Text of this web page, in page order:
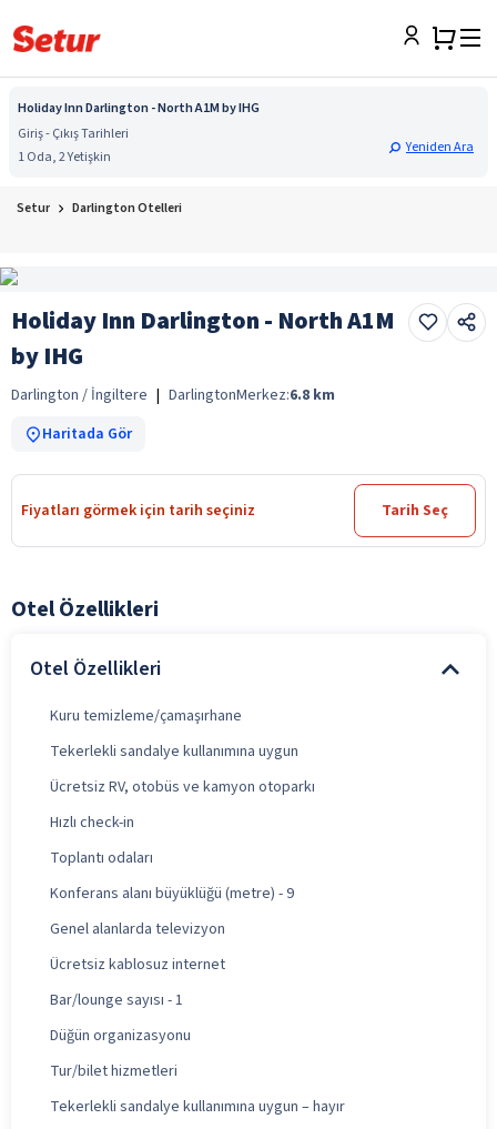
Holiday Inn Darlington - North A1M by IHG
Giriş - Çıkış Tarihleri
1 Oda, 2 Yetişkin
Yeniden Ara
Setur Darlington Otelleri
Holiday Inn Darlington - North A1M
by IHG
Darlington / İngiltere | DarlingtonMerkez:6.8 km
Haritada Gör
Fiyatları görmek için tarih seçiniz Tarih Seç
Otel Özellikleri
Otel Özellikleri
Kuru temizleme/çamaşırhane
Tekerlekli sandalye kullanımına uygun
Ücretsiz RV, otobüs ve kamyon otoparkı
Hızlı check-in
Toplantı odaları
Konferans alanı büyüklüğü (metre) - 9
Genel alanlarda televizyon
Ücretsiz kablosuz internet
Bar/lounge sayısı - 1
Düğün organizasyonu
Tur/bilet hizmetleri
Tekerlekli sandalye kullanımına uygun – hayır